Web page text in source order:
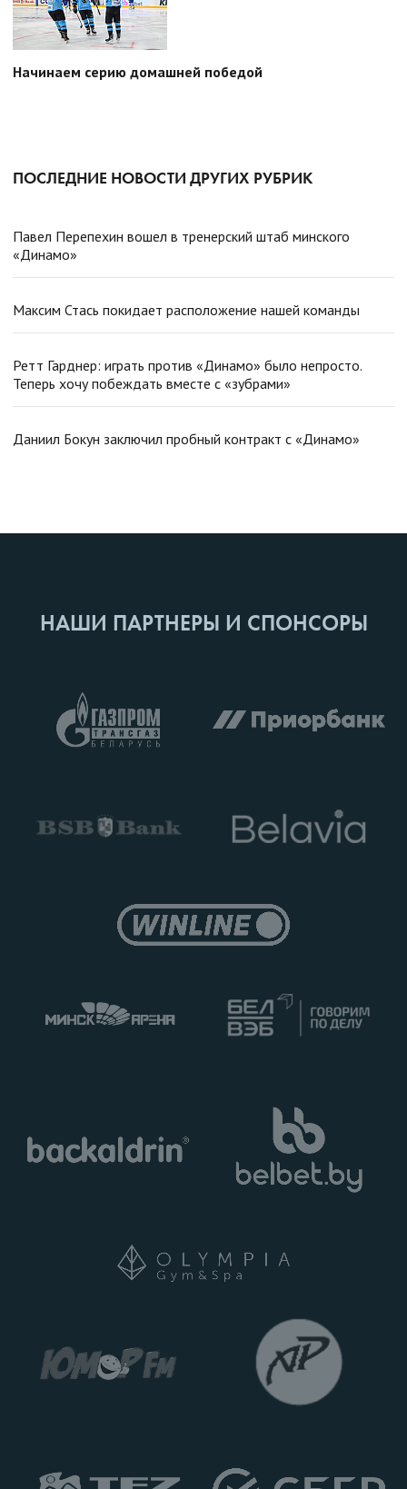
Начинаем серию домашней победой
ПОСЛЕДНИЕ НОВОСТИ ДРУГИХ РУБРИК
Павел Перепехин вошел в тренерский штаб минского
«Динамо»
Максим Стась покидает расположение нашей команды
Ретт Гарднер: играть против «Динамо» было непросто.
Теперь хочу побеждать вместе с «зубрами»
Даниил Бокун заключил пробный контракт с «Динамо»
НАШИ ПАРТНЕРЫ И СПОНСОРЫ